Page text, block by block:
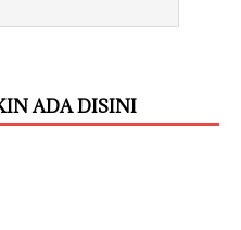
ADA DISINI